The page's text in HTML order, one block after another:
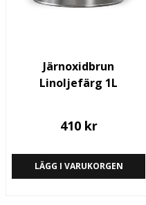
Järnoxidbrun
Linoljefärg 1L
410 kr
LÄGG I VARUKORGEN